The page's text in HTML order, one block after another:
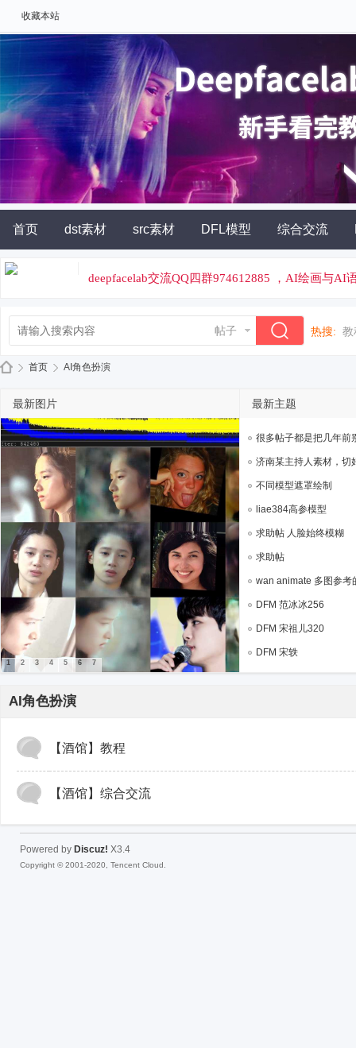
收藏本站
首页 dst素材 src素材 DFL模型 综合交流
AI角色扮演
deepfacelab交流QQ四群974612885 ，AI绘画与AI
帖子
热搜: 教
de»
首页
›
AI角色扮演
最新图片
1 2 3 4 5 6 7
最新主题
很多帖子都是把几年前
济南某主持人素材，切
不同模型遮罩绘制
liae384高参模型
求助帖 人脸始终模糊
求助帖
wan animate 多图参考
DFM 范冰冰256
DFM 宋祖儿320
DFM 宋轶
AI角色扮演
【酒馆】教程
【酒馆】综合交流
Powered by Discuz! X3.4
Copyright © 2001-2020, Tencent Cloud.